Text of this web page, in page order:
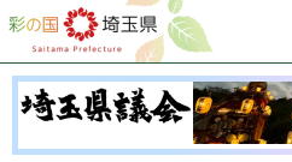
彩の国 埼玉県